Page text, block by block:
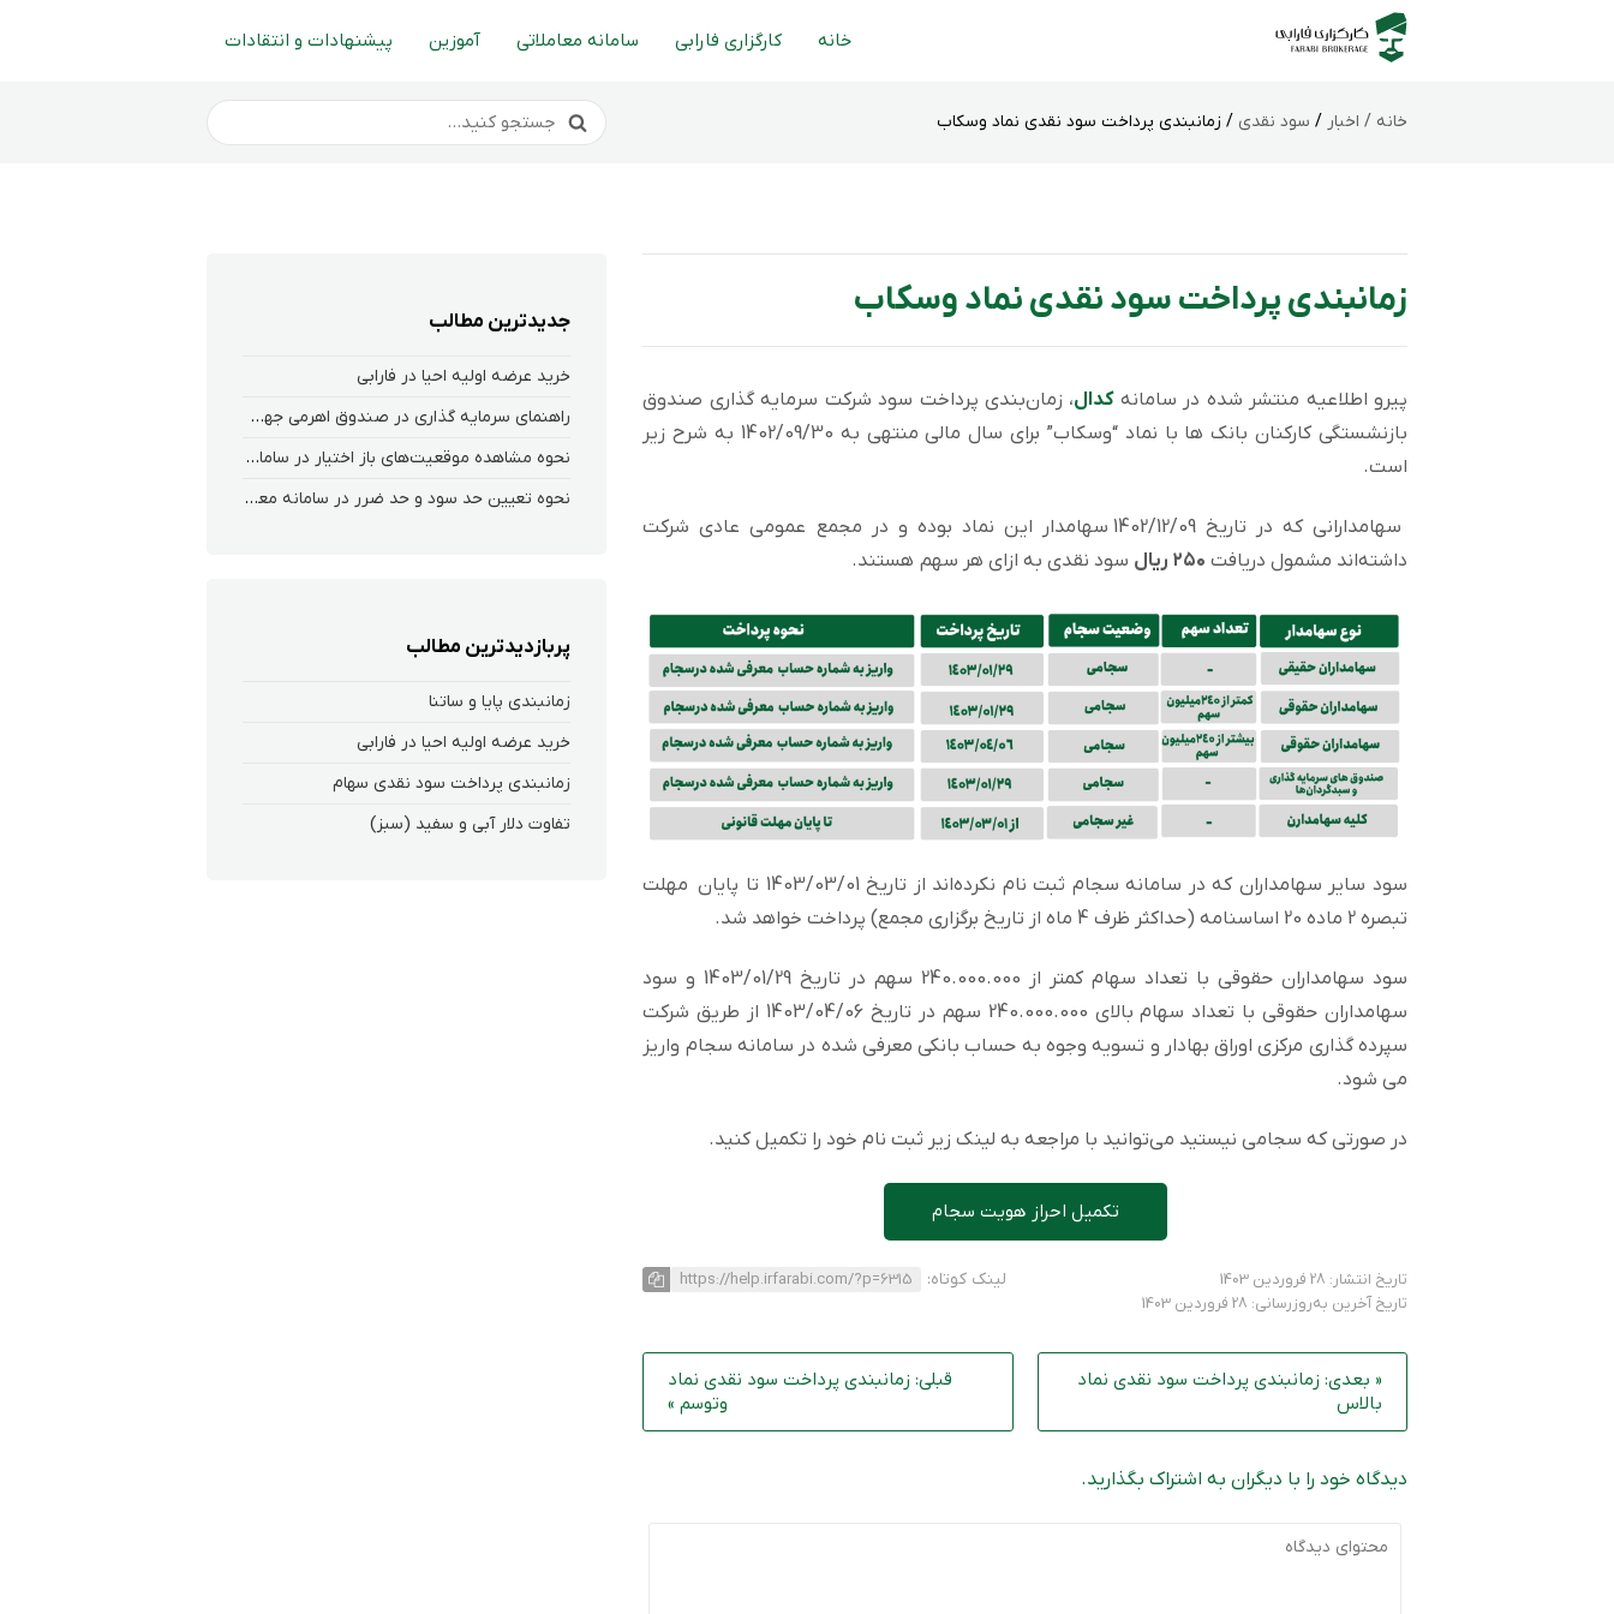
خانه کارگزاری فارابی سامانه معاملاتی آموزین پیشنهادات و انتقادات
خانه / اخبار / سود نقدی / زمانبندی پرداخت سود نقدی نماد وسکاب
زمانبندی پرداخت سود نقدی نماد وسکاب
پیرو اطلاعیه منتشر شده در سامانهکدال، زمان‌بندی پرداخت سود شركت سرمایه گذاری صندوق
بازنشستگی کارکنان بانک ها با نماد “وسکاب” برای سال مالی منتهی به 1402/09/30 به شرح زیر
است.
سهامدارانی که در تاریخ 1402/12/09 سهامدار این نماد بوده و در مجمع عمومی عادی شرکت
داشته‌اند مشمول دریافت ۲۵۰ ریال سود نقدی به ازای هر سهم هستند.
سود سایر سهامداران که در سامانه سجام ثبت نام نکرده‌اند از تاریخ 1403/03/01 تا پایان مهلت
تبصره 2 ماده 20 اساسنامه (حداکثر ظرف 4 ماه از تاریخ برگزاری مجمع) پرداخت خواهد شد.
سود سهامداران حقوقی با تعداد سهام کمتر از 240.000.000 سهم در تاریخ 1403/01/29 و سود
سهامداران حقوقی با تعداد سهام بالای 240.000.000 سهم در تاریخ 1403/04/06 از طریق شرکت
سپرده گذاری مرکزی اوراق بهادار و تسویه وجوه به حساب بانکی معرفی شده در سامانه سجام واریز
می شود.
در صورتی که سجامی نیستید می‌توانید با مراجعه به لینک زیر ثبت نام خود را تکمیل کنید.
تکمیل احراز هویت سجام
تاریخ انتشار: 28 فروردین 1403
تاریخ آخرین به‌روزرسانی: 28 فروردین 1403
لینک کوتاه: https://help.irfarabi.com/?p=6315
« بعدی: زمانبندی پرداخت سود نقدی نماد
بالاس
قبلی: زمانبندی پرداخت سود نقدی نماد
وتوسم »
دیدگاه خود را با دیگران به اشتراک بگذارید.
جدیدترین مطالب
خرید عرضه اولیه احیا در فارابی
راهنمای سرمایه گذاری در صندوق اهرمی جهش
نحوه‌ مشاهده‌ موقعیت‌های باز اختیار در سامانه هلیوم و نکست
نحوه تعیین حد سود و حد ضرر در سامانه معاملاتی کارگزاری فارابی
پربازدیدترین مطالب
زمانبندی پایا و ساتنا
خرید عرضه اولیه احیا در فارابی
زمانبندی پرداخت سود نقدی سهام‌
تفاوت دلار آبی و سفید (سبز)